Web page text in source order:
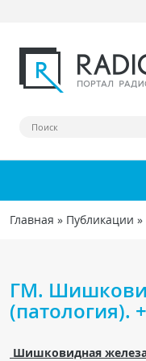
НОВОЕ НА САЙТЕ
Форум
Вы здесь
Главная » Публикации »
ГМ.
(патология). +
Шишковидная железа